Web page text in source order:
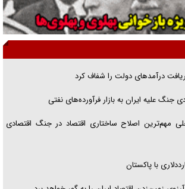
از آن است که در بیان بگنجد!
درآمد‌های دولت را شفاف کرد
جنگ علیه ایران به بازار فرآورده‌های نفتی
مهم‌ترین اصلاح ساختاری اقتصاد در جنگ اقتصادی